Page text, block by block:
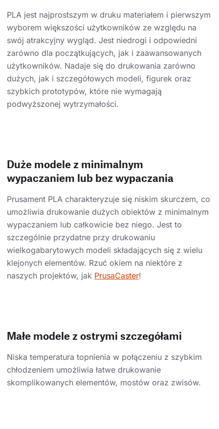
PLA jest najprostszym w druku materiałem i pierwszym
wyborem większości użytkowników ze względu na
swój atrakcyjny wygląd. Jest niedrogi i odpowiedni
zarówno dla początkujących, jak i zaawansowanych
użytkowników. Nadaje się do drukowania zarówno
dużych, jak i szczegółowych modeli, figurek oraz
szybkich prototypów, które nie wymagają
podwyższonej wytrzymałości.
Duże modele z minimalnym
wypaczaniem lub bez wypaczania
Prusament PLA charakteryzuje się niskim skurczem, co
umożliwia drukowanie dużych obiektów z minimalnym
wypaczaniem lub całkowicie bez niego. Jest to
szczególnie przydatne przy drukowaniu
wielkogabarytowych modeli składających się z wielu
klejonych elementów. Rzuć okiem na niektóre z
naszych projektów, jak PrusaCaster!
Małe modele z ostrymi szczegółami
Niska temperatura topnienia w połączeniu z szybkim
chłodzeniem umożliwia łatwe drukowanie
skomplikowanych elementów, mostów oraz zwisów.